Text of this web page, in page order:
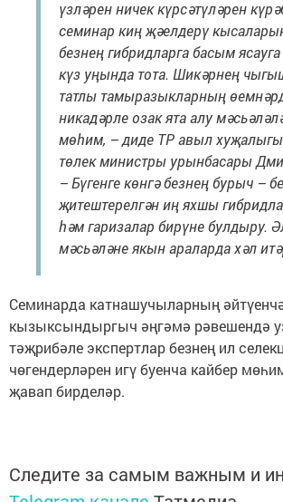
үзләрен ничек күр­сәтүләрен
семи­нар киң җәелдерү
безнең гибридларга басым
күз уңында тота. Шикәрнең
татлы тамыразыкларның
никадәрле озак ята алу
мөһим, – диде ТР авыл
төлек министры урынбасары
– Бүгенге көнгә безнең бурыч –
җитештерелгән иң яхшы
һәм гаризалар бирүне булдыру.
мәсьәләне якын араларда хәл
Семинарда катнашучыларның
кызыксындыргыч әңгәмә рәвешендә
тәҗрибәле экспертлар безнең ил
чөгендерләрен игү буенча кайбер
җавап бирделәр.
Следите за самым важным и